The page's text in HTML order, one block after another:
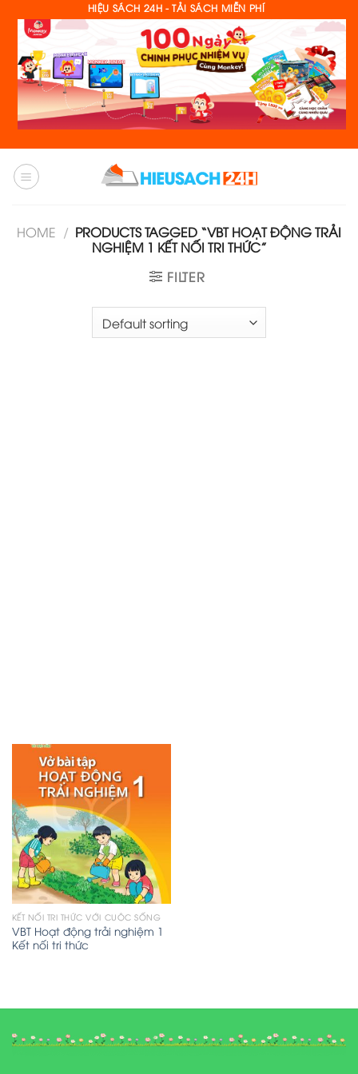
content
HIỆU SÁCH 24H - TẢI SÁCH MIỄN PHÍ
HOME / PRODUCTS TAGGED “VBT HOẠT ĐỘNG TRẢI
NGHIỆM 1 KẾT NỐI TRI THỨC”
FILTER
KẾT NỐI TRI THỨC VỚI CUỘC SỐNG
VBT Hoạt động trải nghiệm 1
Kết nối tri thức